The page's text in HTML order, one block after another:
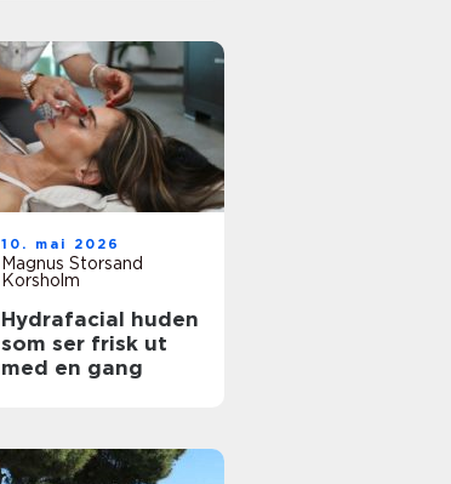
10. mai 2026
Magnus Storsand
Korsholm
Hydrafacial huden
som ser frisk ut
med en gang